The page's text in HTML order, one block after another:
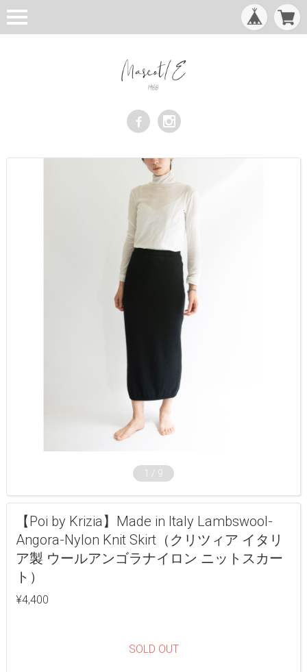
1 / 9
【Poi by Krizia】Made in Italy Lambswool-
Angora-Nylon Knit Skirt（クリツィア イタリ
ア製 ウールアンゴラナイロン ニットスカー
ト）
¥4,400
SOLD OUT